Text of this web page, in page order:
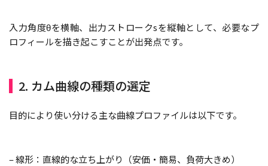
入力角度θを横軸、出力ストロークsを縦軸として、必要なプ
ロフィールを描き起こすことが出発点です。
2. カム曲線の種類の選定
目的により使い分ける主な曲線プロファイルは以下です。
– 線形：直線的な立ち上がり（安価・簡易、負荷大きめ）